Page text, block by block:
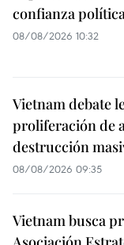
confianza
08/08/2026 10:32
Vietnam debate
proliferación de
destrucción
08/08/2026 09:35
Vietnam busca